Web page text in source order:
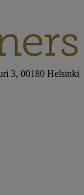
3, 00180 Helsinki